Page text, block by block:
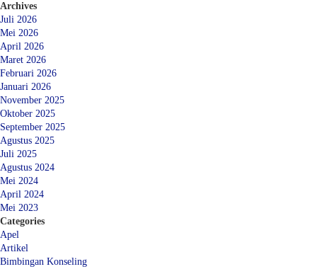
Archives
Juli 2026
Mei 2026
April 2026
Maret 2026
Februari 2026
Januari 2026
November 2025
Oktober 2025
September 2025
Agustus 2025
Juli 2025
Agustus 2024
Mei 2024
April 2024
Mei 2023
Categories
Apel
Artikel
Bimbingan Konseling